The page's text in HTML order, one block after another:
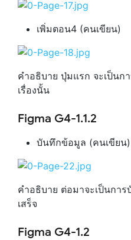
เพิ่มตอน4 (คนเขียน)
คำอธิบาย ปุ่มแรก จะเป็นก
เรื่องนั้น
Figma G4-1.1.2
บันทึกข้อมูล (คนเขียน)
คำอธิบาย ต่อมาจะเป็นการ
เสร็จ
Figma G4-1.2